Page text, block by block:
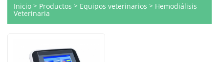
Inicio > Productos > Equipos veterinarios > Hemodiálisis
Veterinaria